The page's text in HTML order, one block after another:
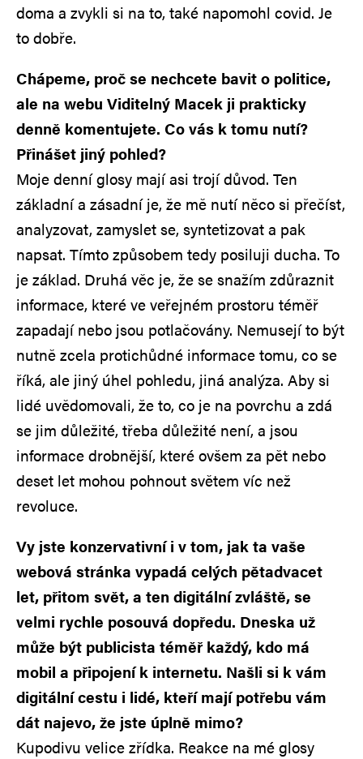
doma a zvykli si na to, také napomohl covid. Je
to dobře.
Chápeme, proč se nechcete bavit o politice,
ale na webu Viditelný Macek ji prakticky
denně komentujete. Co vás k tomu nutí?
Přinášet jiný pohled?
Moje denní glosy mají asi trojí důvod. Ten
základní a zásadní je, že mě nutí něco si přečíst,
analyzovat, zamyslet se, syntetizovat a pak
napsat. Tímto způsobem tedy posiluji ducha. To
je základ. Druhá věc je, že se snažím zdůraznit
informace, které ve veřejném prostoru téměř
zapadají nebo jsou potlačovány. Nemusejí to být
nutně zcela protichůdné informace tomu, co se
říká, ale jiný úhel pohledu, jiná analýza. Aby si
lidé uvědomovali, že to, co je na povrchu a zdá
se jim důležité, třeba důležité není, a jsou
informace drobnější, které ovšem za pět nebo
deset let mohou pohnout světem víc než
revoluce.
Vy jste konzervativní i v tom, jak ta vaše
webová stránka vypadá celých pětadvacet
let, přitom svět, a ten digitální zvláště, se
velmi rychle posouvá dopředu. Dneska už
může být publicista téměř každý, kdo má
mobil a připojení k internetu. Našli si k vám
digitální cestu i lidé, kteří mají potřebu vám
dát najevo, že jste úplně mimo?
Kupodivu velice zřídka. Reakce na mé glosy